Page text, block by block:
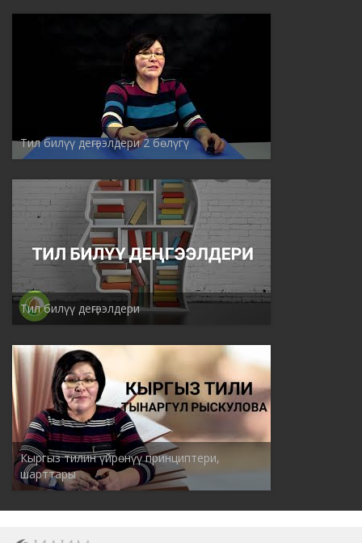
Тил билүү деңгээлдери 2 бөлүгү
Тил билүү деңгээлдери
Кыргыз тилин үйрөнүү принциптери,
шарттары